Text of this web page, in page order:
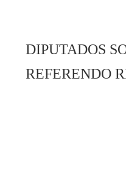
DIPUTADOS
REFERENDO